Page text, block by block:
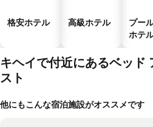
格安ホテル 高級ホテル
プー
ホテ
キヘイで付近にあるベッド
スト
他にもこんな宿泊施設がオススメです